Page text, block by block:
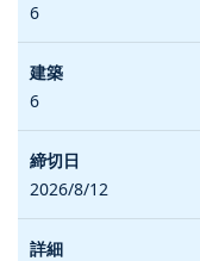
6
6
2026/8/12